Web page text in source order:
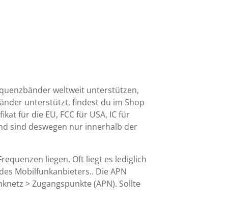
weltweit unterstützen,
unterstützt, findest du im Shop
für die EU, FCC für USA, IC für
sind deswegen nur innerhalb der
liegen. Oft liegt es lediglich
Mobilfunkanbieters.. Die APN
> Zugangspunkte (APN). Sollte